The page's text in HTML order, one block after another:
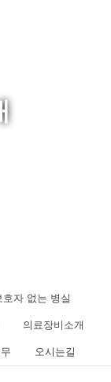
호자 없는 병실
의료장비소개
오시는길